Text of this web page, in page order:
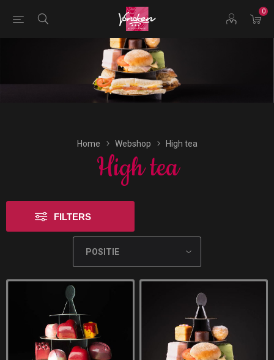
0
Bestellingen voor morgen kunnen vandaag uiterlijk tot
16:00 uur worden geplaatst.
Home Webshop High tea
High tea
FILTERS